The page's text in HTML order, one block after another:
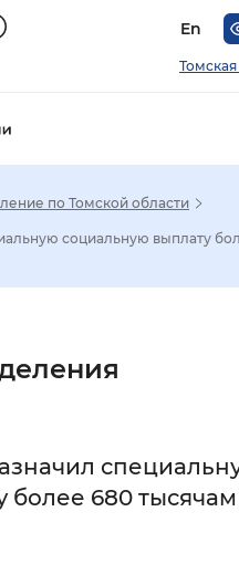
En
С засечками
между буквами
по Томской области
социальную выплату
более 680 тысячам